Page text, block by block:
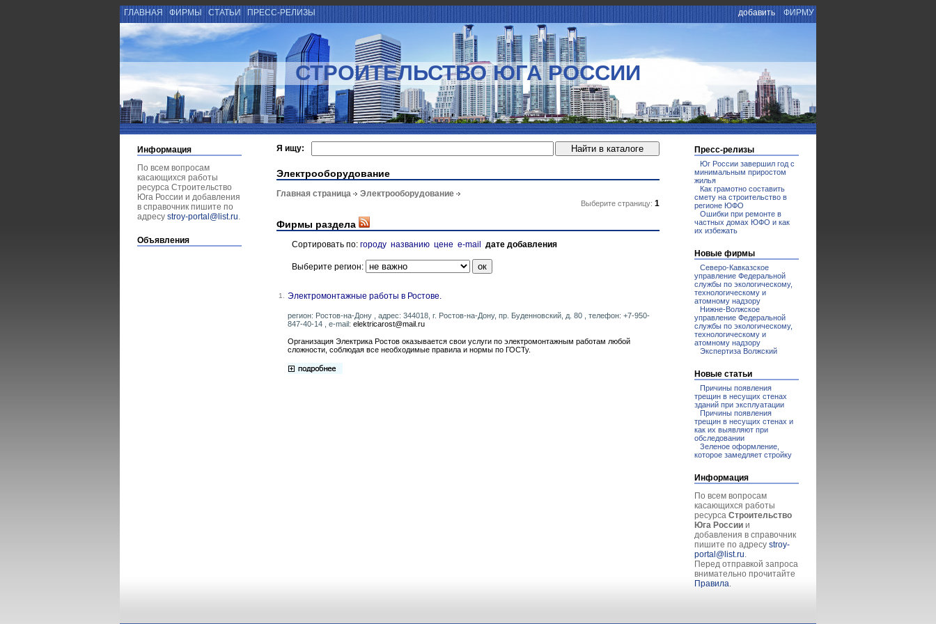
ГЛАВНАЯ ФИРМЫ СТАТЬИ ПРЕСС-РЕЛИЗЫ добавить ФИРМУ
СТРОИТЕЛЬСТВО ЮГА РОССИИ
Информация
По всем вопросам
касающихся работы
ресурса Строительство
Юга России и добавления
в справочник пишите по
адресу stroy-portal@list.ru.
Объявления
Я ищу:
Электрооборудование
Главная страница Электрооборудование
Выберите страницу: 1
Фирмы раздела
Сортировать по: городу названию цене e-mail дате добавления
Выберите регион:
1. Электромонтажные работы в Ростове.
регион: Ростов-на-Дону , адрес: 344018, г. Ростов-на-Дону, пр. Буденновский, д. 80 , телефон: +7-950-
847-40-14 , e-mail: elektricarost@mail.ru
Организация Электрика Ростов оказывается свои услуги по электромонтажным работам любой
сложности, соблюдая все необходимые правила и нормы по ГОСТу.
Пресс-релизы
Юг России завершил год с
минимальным приростом
жилья
Как грамотно составить
смету на строительство в
регионе ЮФО
Ошибки при ремонте в
частных домах ЮФО и как
их избежать
Новые фирмы
Северо-Кавказское
управление Федеральной
службы по экологическому,
технологическому и
атомному надзору
Нижне-Волжское
управление Федеральной
службы по экологическому,
технологическому и
атомному надзору
Экспертиза Волжский
Новые статьи
Причины появления
трещин в несущих стенах
зданий при эксплуатации
Причины появления
трещин в несущих стенах и
как их выявляют при
обследовании
Зеленое оформление,
которое замедляет стройку
Информация
По всем вопросам
касающихся работы
ресурса Строительство
Юга России и
добавления в справочник
пишите по адресу stroy-
portal@list.ru.
Перед отправкой запроса
внимательно прочитайте
Правила.